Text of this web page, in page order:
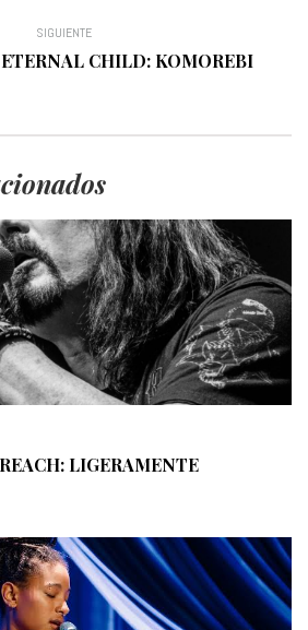
SIGUIENTE
CHILD: KOMOREBI
LIGERAMENTE